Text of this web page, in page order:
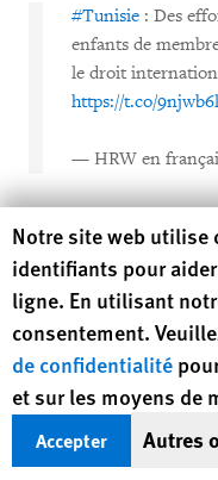
#Tunisie : Des
enfants de
le droit
https://t.co/
— HRW en
[VIDÉO] #Tunisie
en Irak en Libye).
faciliter leur
YouTubehttps://
https://t.co/
Human Rights Watch
Notre site web utilise
identifiants pour
ligne. En utilisant
consentement.
de confidentialité
et sur les moyens de
Accepter Autres